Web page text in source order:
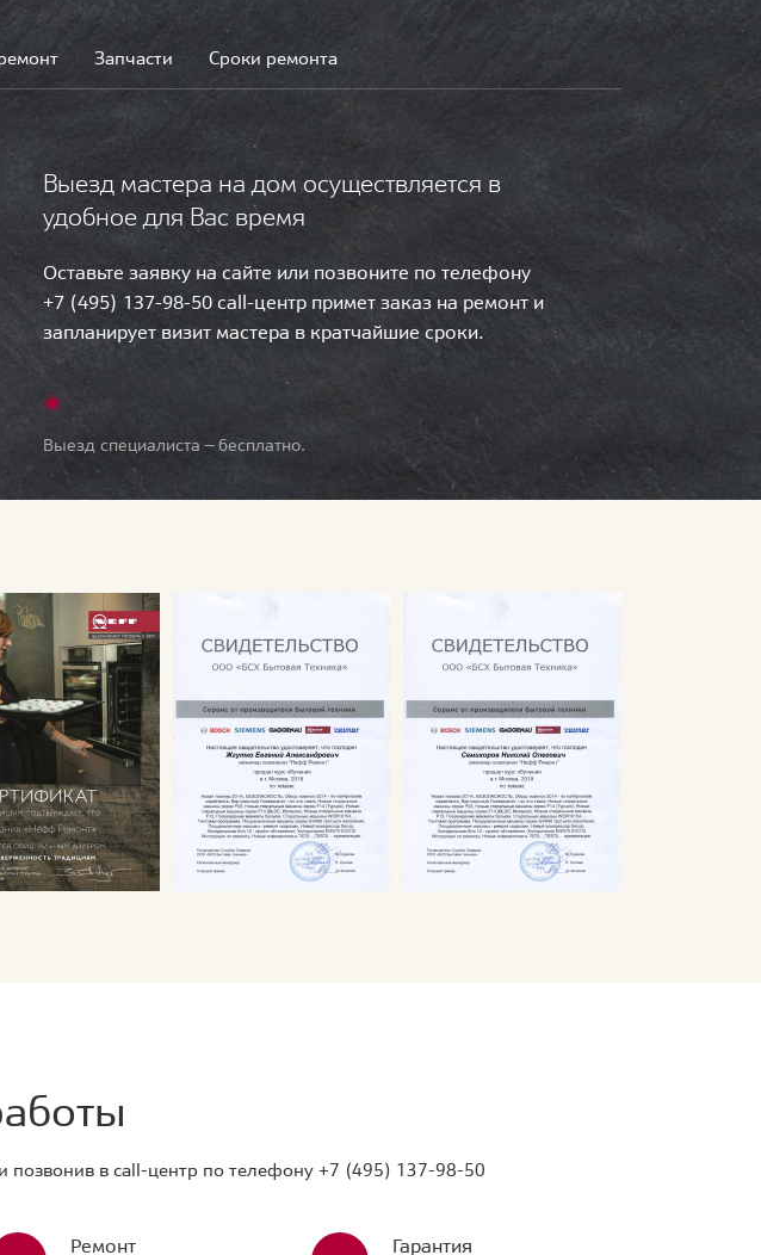
Запчасти Сроки ремонта
Выезд мастера на дом осуществляется в
удобное для Вас время
Оставьте заявку на сайте или позвоните по телефону
+7 (495) 137-98-50 call-центр примет заказ на ремонт и
запланирует визит мастера в кратчайшие сроки.
Выезд специалиста — бесплатно.
позвонив в call-центр по телефону +7 (495) 137-98-50
Ремонт Гарантия